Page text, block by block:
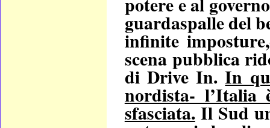
guardaspalle del
infinite
scena pubblica
di Drive In.In
nordista- l’Italia
sfasciata.Il Sud